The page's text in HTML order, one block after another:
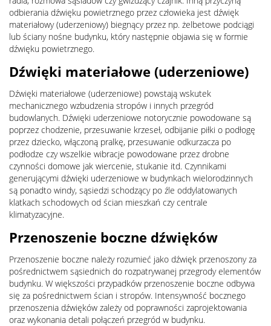
odbierania dźwięku powietrznego przez człowieka jest dźwięk
materiałowy (uderzeniowy) biegnący przez np. żelbetowe podciągi
lub ściany nośne budynku, który następnie objawia się w formie
dźwięku powietrznego.
Dźwięki materiałowe (uderzeniowe)
Dźwięki materiałowe (uderzeniowe) powstają wskutek
mechanicznego wzbudzenia stropów i innych przegród
budowlanych. Dźwięki uderzeniowe notorycznie powodowane są
poprzez chodzenie, przesuwanie krzeseł, odbijanie piłki o podłogę
przez dziecko, włączoną pralkę, przesuwanie odkurzacza po
podłodze czy wszelkie wibracje powodowane przez drobne
czynności domowe jak wiercenie, stukanie itd. Czynnikami
generującymi dźwięki uderzeniowe w budynkach wielorodzinnych
są ponadto windy, sąsiedzi schodzący po źle oddylatowanych
klatkach schodowych od ścian mieszkań czy centrale
klimatyzacyjne.
Przenoszenie boczne dźwięków
Przenoszenie boczne należy rozumieć jako dźwięk przenoszony za
pośrednictwem sąsiednich do rozpatrywanej przegrody elementów
budynku. W większości przypadków przenoszenie boczne odbywa
się za pośrednictwem ścian i stropów. Intensywność bocznego
przenoszenia dźwięków zależy od poprawności zaprojektowania
oraz wykonania detali połączeń przegród w budynku.